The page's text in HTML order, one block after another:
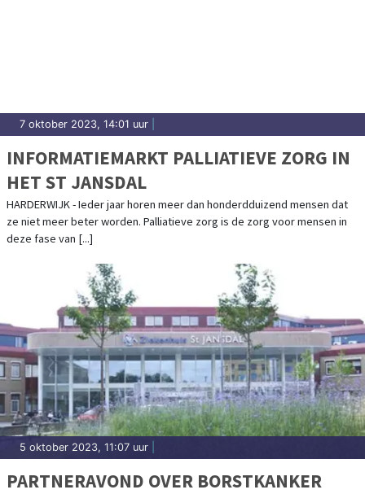
7 oktober 2023, 14:01 uur
INFORMATIEMARKT PALLIATIEVE ZORG IN
HET ST JANSDAL
HARDERWIJK - Ieder jaar horen meer dan honderdduizend mensen dat
ze niet meer beter worden. Palliatieve zorg is de zorg voor mensen in
deze fase van [...]
5 oktober 2023, 11:07 uur
PARTNERAVOND OVER BORSTKANKER